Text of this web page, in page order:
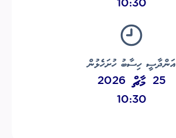
10:30
އަންދާސީ ހިސާބު ހުށަހެޅުން
25 މާޗް 2026
10:30